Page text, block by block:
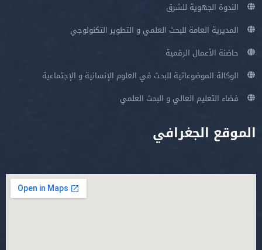
الندوة الجهوية للشرق
المديرية العامة للبحث العلمي و التطوير التكنولوجي
حاضنة الأعمال الرقمية
الوكالة الموضوعاتية للبحث في العلوم الإنسانية و الإجتماعية
فضاء التعليم العالي و البحث العلمي
الموقع الجغرافي